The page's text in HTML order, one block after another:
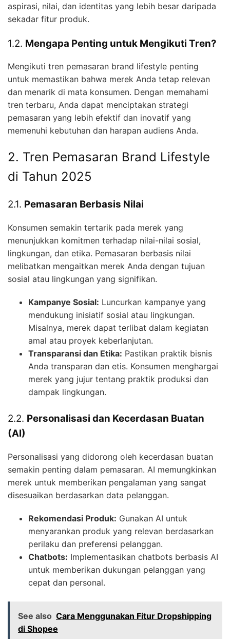
aspirasi, nilai, dan identitas yang lebih besar daripada
sekadar fitur produk.
1.2. Mengapa Penting untuk Mengikuti Tren?
Mengikuti tren pemasaran brand lifestyle penting
untuk memastikan bahwa merek Anda tetap relevan
dan menarik di mata konsumen. Dengan memahami
tren terbaru, Anda dapat menciptakan strategi
pemasaran yang lebih efektif dan inovatif yang
memenuhi kebutuhan dan harapan audiens Anda.
2. Tren Pemasaran Brand Lifestyle
di Tahun 2025
2.1. Pemasaran Berbasis Nilai
Konsumen semakin tertarik pada merek yang
menunjukkan komitmen terhadap nilai-nilai sosial,
lingkungan, dan etika. Pemasaran berbasis nilai
melibatkan mengaitkan merek Anda dengan tujuan
sosial atau lingkungan yang signifikan.
Kampanye Sosial: Luncurkan kampanye yang
mendukung inisiatif sosial atau lingkungan.
Misalnya, merek dapat terlibat dalam kegiatan
amal atau proyek keberlanjutan.
Transparansi dan Etika: Pastikan praktik bisnis
Anda transparan dan etis. Konsumen menghargai
merek yang jujur tentang praktik produksi dan
dampak lingkungan.
2.2. Personalisasi dan Kecerdasan Buatan
(AI)
Personalisasi yang didorong oleh kecerdasan buatan
semakin penting dalam pemasaran. AI memungkinkan
merek untuk memberikan pengalaman yang sangat
disesuaikan berdasarkan data pelanggan.
Rekomendasi Produk: Gunakan AI untuk
menyarankan produk yang relevan berdasarkan
perilaku dan preferensi pelanggan.
Chatbots: Implementasikan chatbots berbasis AI
untuk memberikan dukungan pelanggan yang
cepat dan personal.
See also Cara Menggunakan Fitur Dropshipping
di Shopee